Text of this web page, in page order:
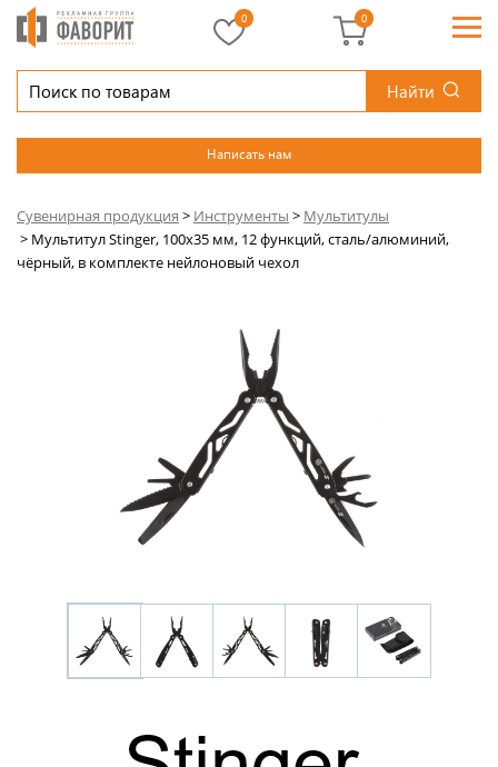
Найти
Написать нам
0 0
Сувенирная продукция > Инструменты > Мультитулы
> Мультитул Stinger, 100x35 мм, 12 функций, сталь/алюминий,
чёрный, в комплекте нейлоновый чехол